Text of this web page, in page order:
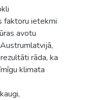
faktoru ietekmi
avotu
rāda, ka
klimata